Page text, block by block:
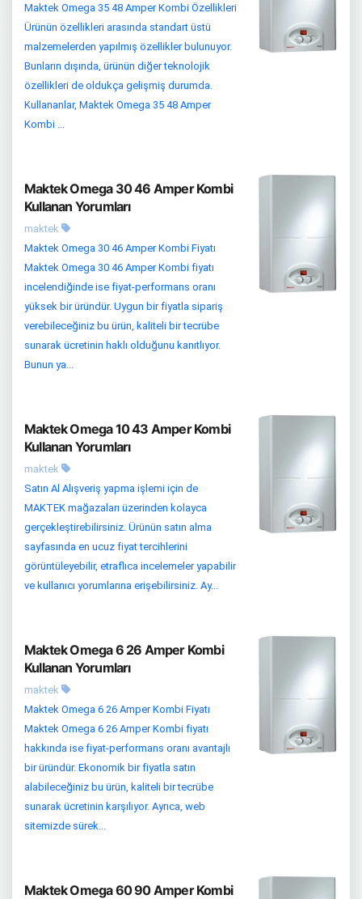
Maktek Omega 35 48 Amper Kombi Özellikleri
Ürünün özellikleri arasında standart üstü
malzemelerden yapılmış özellikler bulunuyor.
Bunların dışında, ürünün diğer teknolojik
özellikleri de oldukça gelişmiş durumda.
Kullananlar, Maktek Omega 35 48 Amper
Kombi ...
Maktek Omega 30 46 Amper Kombi
Kullanan Yorumları
maktek
Maktek Omega 30 46 Amper Kombi Fiyatı
Maktek Omega 30 46 Amper Kombi fiyatı
incelendiğinde ise fiyat-performans oranı
yüksek bir üründür. Uygun bir fiyatla sipariş
verebileceğiniz bu ürün, kaliteli bir tecrübe
sunarak ücretinin haklı olduğunu kanıtlıyor.
Bunun ya...
Maktek Omega 10 43 Amper Kombi
Kullanan Yorumları
maktek
Satın Al Alışveriş yapma işlemi için de
MAKTEK mağazaları üzerinden kolayca
gerçekleştirebilirsiniz. Ürünün satın alma
sayfasında en ucuz fiyat tercihlerini
görüntüleyebilir, etraflıca incelemeler yapabilir
ve kullanıcı yorumlarına erişebilirsiniz. Ay...
Maktek Omega 6 26 Amper Kombi
Kullanan Yorumları
maktek
Maktek Omega 6 26 Amper Kombi Fiyatı
Maktek Omega 6 26 Amper Kombi fiyatı
hakkında ise fiyat-performans oranı avantajlı
bir üründür. Ekonomik bir fiyatla satın
alabileceğiniz bu ürün, kaliteli bir tecrübe
sunarak ücretinin karşılıyor. Ayrıca, web
sitemizde sürek...
Maktek Omega 60 90 Amper Kombi